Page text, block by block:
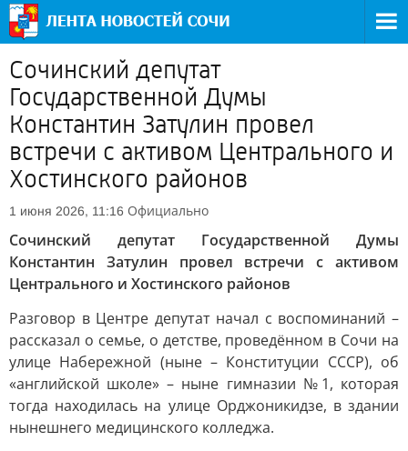
Сочинский депутат
Государственной Думы
Константин Затулин провел
встречи с активом Центрального и
Хостинского районов
1 июня 2026, 11:16 Официально
Сочинский депутат Государственной Думы
Константин Затулин провел встречи с активом
Центрального и Хостинского районов
Разговор в Центре депутат начал с воспоминаний –
рассказал о семье, о детстве, проведённом в Сочи на
улице Набережной (ныне – Конституции СССР), об
«английской школе» – ныне гимназии №1, которая
тогда находилась на улице Орджоникидзе, в здании
нынешнего медицинского колледжа.